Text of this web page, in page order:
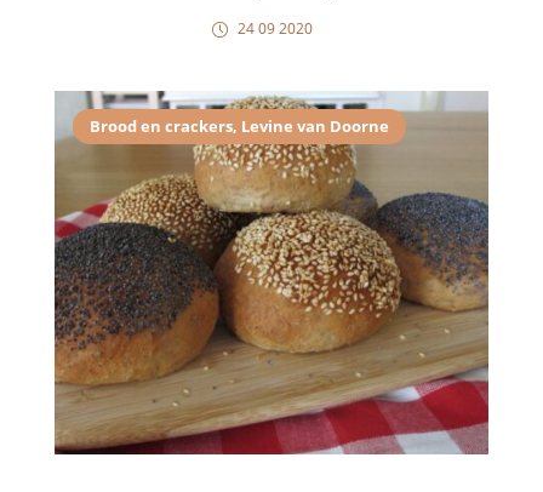
24 09 2020
Brood en crackers, Levine van Doorne